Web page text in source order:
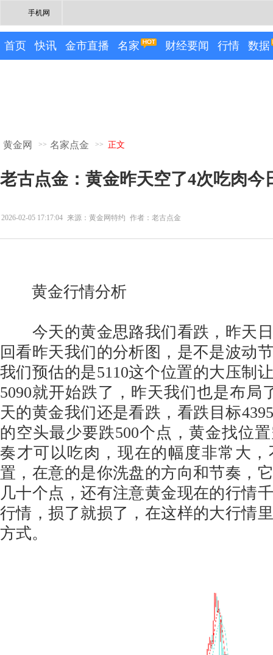
手机网
首页 快讯 金市直播 名家 财经要闻 行情 数据
黄金网 >> 名家点金 >> 正文
老古点金：黄金昨天空了4次吃肉今
2026-02-05 17:17:04 来源：黄金网特约 作者：老古点金
黄金行情分析
今天的黄金思路我们看跌，昨天日
回看昨天我们的分析图，是不是波动
我们预估的是5110这个位置的大压制
5090就开始跌了，昨天我们也是布局
天的黄金我们还是看跌，看跌目标
的空头最少要跌500个点，黄金找位
奏才可以吃肉，现在的幅度非常大
置，在意的是你洗盘的方向和节奏，
几十个点，还有注意黄金现在的行情
行情，损了就损了，在这样的大行情
方式。